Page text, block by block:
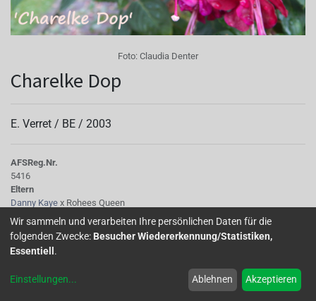
Foto: Claudia Denter
Charelke Dop
E. Verret / BE / 2003
AFSReg.Nr.
5416
Eltern
Danny Kaye x Rohees Queen
Tubus
dick rosa, kurz
Sepalen
leicht gedreht und hochgeschlagen, rosafarben mit hellen Spitzen
auberginefarben
Wir sammeln und verarbeiten Ihre persönlichen Daten für die
folgenden Zwecke: Besucher Wiedererkennung/Statistiken,
Essentiell .
Einstellungen... Ablehnen Akzeptieren